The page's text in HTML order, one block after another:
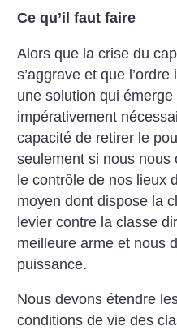
Ce qu’il faut faire
Alors que la crise du
s’aggrave et que
une solution qui
impérativement
capacité de retirer le
seulement si nous nous
le contrôle de nos lieux
moyen dont dispose la
levier contre la classe
meilleure arme et nous
puissance.
Nous devons étendre
conditions de vie des